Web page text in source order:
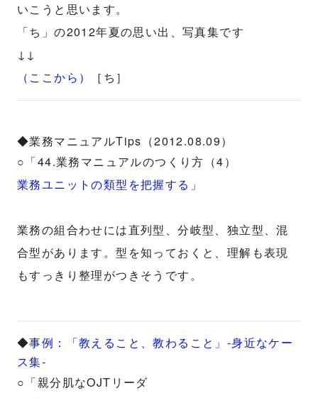
いこうと思います。
「ち」の2012年夏の思い出、写真集です
↓↓
（ここから）
［ち］
◆業務マニュアルTips（2012.08.09）
○「44.業務マニュアルのつくり方（4）
業務ユニットの類型を把握する 」
業務の組合わせには直列型、分岐型、独立型、混
合型があります。型を知っておくと、理解も表現
もすっきり整理がつきそうです。
◆事例：「教えること、教わること」-身近なケー
ス集-
○「親分肌なOJTリーダ